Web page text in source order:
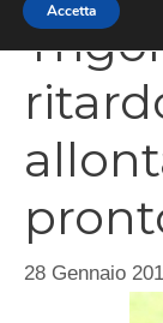
28 Gennaio
Accetta